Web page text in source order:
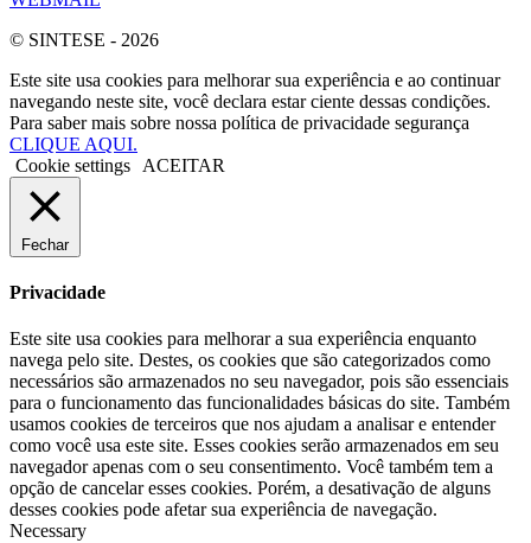
© SINTESE - 2026
Este site usa cookies para melhorar sua experiência e ao continuar
navegando neste site, você declara estar ciente dessas condições.
Para saber mais sobre nossa política de privacidade segurança
CLIQUE AQUI.
Cookie settings
ACEITAR
Fechar
Privacidade
Este site usa cookies para melhorar a sua experiência enquanto
navega pelo site. Destes, os cookies que são categorizados como
necessários são armazenados no seu navegador, pois são essenciais
para o funcionamento das funcionalidades básicas do site. Também
usamos cookies de terceiros que nos ajudam a analisar e entender
como você usa este site. Esses cookies serão armazenados em seu
navegador apenas com o seu consentimento. Você também tem a
opção de cancelar esses cookies. Porém, a desativação de alguns
desses cookies pode afetar sua experiência de navegação.
Necessary